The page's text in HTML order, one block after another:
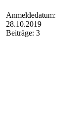
Anmeldedatum:
28.10.2019
Beiträge: 3